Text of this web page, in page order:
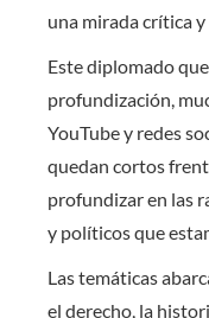
una mirada crítica
Este diplomado
profundización,
YouTube y redes
quedan cortos
profundizar en las
y políticos que
Las temáticas
el derecho, la